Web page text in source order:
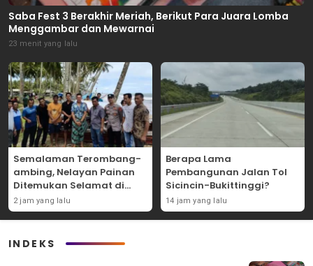
Saba Fest 3 Berakhir Meriah, Berikut Para Juara Lomba
Menggambar dan Mewarnai
23 menit yang lalu
Semalaman Terombang-
ambing, Nelayan Painan
Ditemukan Selamat di
Perairan Lakitan Selatan
2 jam yang lalu
Berapa Lama
Pembangunan Jalan Tol
Sicincin-Bukittinggi?
14 jam yang lalu
INDEKS